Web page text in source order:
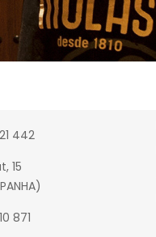
442
15
871